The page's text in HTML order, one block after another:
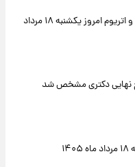
قیمت بیت‌کوین و اتریوم امروز یکشنبه ۱۸ مرداد
نهایی دکتری مشخص شد